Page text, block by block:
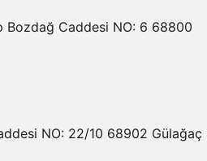
Bozdağ Caddesi NO: 6 68800
NO: 22/10 68902 Gülağaç